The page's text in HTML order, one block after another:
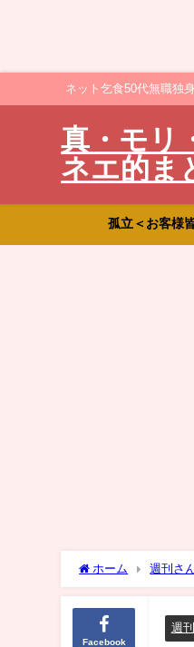
ネット乞食50代無職独
真・モリ
ネエ的ま
孤立＜お客様
ホーム 週刊さ
Facebook
週